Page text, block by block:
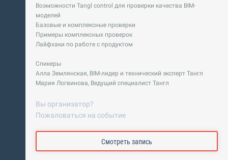
Возможности Tangl control для проверки качества BIM-
моделей
Базовые и комплексные проверки
Примеры комплексных проверок
Лайфхаки по работе с продуктом
Спикеры
Алла Землянская, BIM-лидер и технический эксперт Тангл
Мария Логвинова, Ведущий специалист Тангл
Вы организатор?
Пожаловаться на событие
Смотреть запись